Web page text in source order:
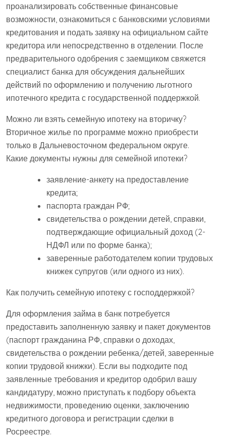
проанализировать собственные финансовые
возможности, ознакомиться с банковскими условиями
кредитования и подать заявку на официальном сайте
кредитора или непосредственно в отделении. После
предварительного одобрения с заемщиком свяжется
специалист банка для обсуждения дальнейших
действий по оформлению и получению льготного
ипотечного кредита с государственной поддержкой.
Можно ли взять семейную ипотеку на вторичку?
Вторичное жилье по программе можно приобрести
только в Дальневосточном федеральном округе.
Какие документы нужны для семейной ипотеки?
заявление-анкету на предоставление
кредита;
паспорта граждан РФ;
свидетельства о рождении детей, справки,
подтверждающие официальный доход (2-
НДФЛ или по форме банка);
заверенные работодателем копии трудовых
книжек супругов (или одного из них).
Как получить семейную ипотеку с господдержкой?
Для оформления займа в банк потребуется
предоставить заполненную заявку и пакет документов
(паспорт гражданина РФ, справки о доходах,
свидетельства о рождении ребенка/детей, заверенные
копии трудовой книжки). Если вы подходите под
заявленные требования и кредитор одобрил вашу
кандидатуру, можно приступать к подбору объекта
недвижимости, проведению оценки, заключению
кредитного договора и регистрации сделки в
Росреестре.